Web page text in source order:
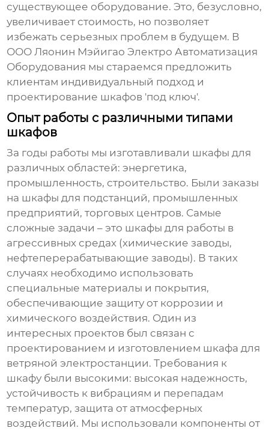
существующее оборудование. Это, безусловно,
увеличивает стоимость, но позволяет
избежать серьезных проблем в будущем. В
ООО Ляонин Мэйигао Электро Автоматизация
Оборудования мы стараемся предложить
клиентам индивидуальный подход и
проектирование шкафов 'под ключ'.
Опыт работы с различными типами
шкафов
За годы работы мы изготавливали шкафы для
различных областей: энергетика,
промышленность, строительство. Были заказы
на шкафы для подстанций, промышленных
предприятий, торговых центров. Самые
сложные задачи – это шкафы для работы в
агрессивных средах (химические заводы,
нефтеперерабатывающие заводы). В таких
случаях необходимо использовать
специальные материалы и покрытия,
обеспечивающие защиту от коррозии и
химического воздействия. Один из
интересных проектов был связан с
проектированием и изготовлением шкафа для
ветряной электростанции. Требования к
шкафу были высокими: высокая надежность,
устойчивость к вибрациям и перепадам
температур, защита от атмосферных
воздействий. Мы использовали компоненты от